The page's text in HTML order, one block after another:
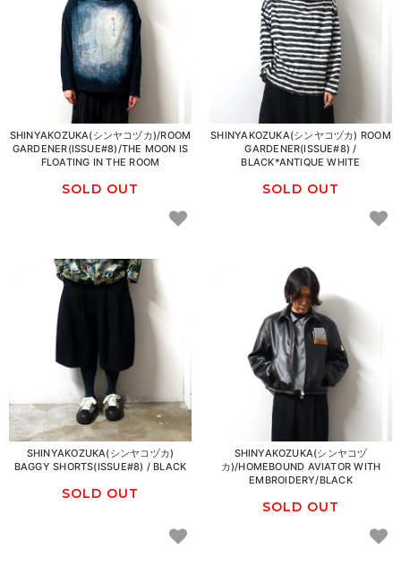
SHINYAKOZUKA(シンヤコヅカ)/ROOM
GARDENER(ISSUE#8)/THE MOON IS
FLOATING IN THE ROOM
SOLD OUT
SHINYAKOZUKA(シンヤコヅカ) ROOM
GARDENER(ISSUE#8) /
BLACK*ANTIQUE WHITE
SOLD OUT
SHINYAKOZUKA(シンヤコヅカ)
BAGGY SHORTS(ISSUE#8) / BLACK
SOLD OUT
SHINYAKOZUKA(シンヤコヅ
カ)/HOMEBOUND AVIATOR WITH
EMBROIDERY/BLACK
SOLD OUT